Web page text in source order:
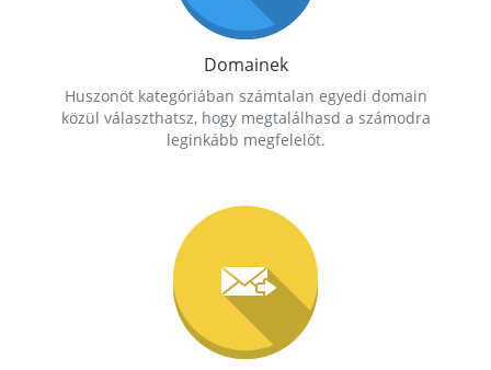
Domainek
Huszonöt kategóriában számtalan egyedi domain
közül választhatsz, hogy megtalálhasd a számodra
leginkább megfelelőt.